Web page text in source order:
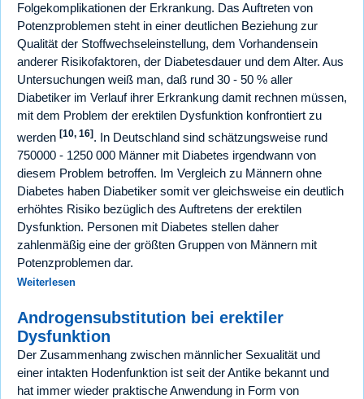
Folgekomplikationen der Erkrankung. Das Auftreten von
Potenzproblemen steht in einer deutlichen Beziehung zur
Qualität der Stoffwechseleinstellung, dem Vorhandensein
anderer Risikofaktoren, der Diabetesdauer und dem Alter. Aus
Untersuchungen weiß man, daß rund 30 - 50 % aller
Diabetiker im Verlauf ihrer Erkrankung damit rechnen müssen,
mit dem Problem der erektilen Dysfunktion konfrontiert zu
werden [10, 16] . In Deutschland sind schätzungsweise rund
750000 - 1250 000 Männer mit Diabetes irgendwann von
diesem Problem betroffen. Im Vergleich zu Männern ohne
Diabetes haben Diabetiker somit ver gleichsweise ein deutlich
erhöhtes Risiko bezüglich des Auftretens der erektilen
Dysfunktion. Personen mit Diabetes stellen daher
zahlenmäßig eine der größten Gruppen von Männern mit
Potenzproblemen dar.
Weiterlesen
Androgensubstitution bei erektiler
Dysfunktion
Der Zusammenhang zwischen männlicher Sexualität und
einer intakten Hodenfunktion ist seit der Antike bekannt und
hat immer wieder praktische Anwendung in Form von